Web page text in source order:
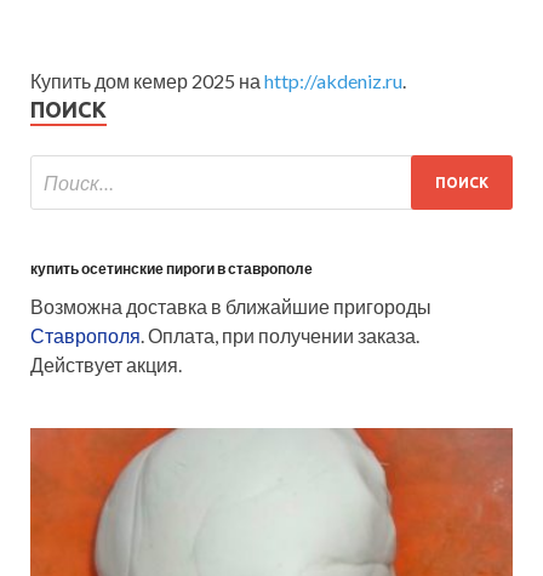
Купить дом кемер 2025 на http://akdeniz.ru.
ПОИСК
купить осетинские пироги в ставрополе
Возможна доставка в ближайшие пригороды
Ставрополя. Оплата, при получении заказа.
Действует акция.